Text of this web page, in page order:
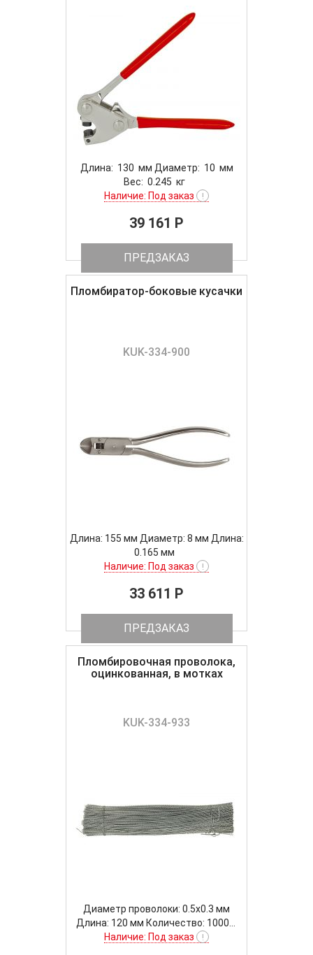
Длина: 130 мм Диаметр: 10 мм
Вес: 0.245 кг
Наличие: Под заказ
!
39 161 P
ПРЕДЗАКАЗ
Пломбиратор-боковые кусачки
KUK-334-900
Длина: 155 мм Диаметр: 8 мм Длина:
0.165 мм
Наличие: Под заказ
!
33 611 P
ПРЕДЗАКАЗ
Пломбировочная проволока,
оцинкованная, в мотках
KUK-334-933
Диаметр проволоки: 0.5x0.3 мм
Длина: 120 мм Количество: 1000...
Наличие: Под заказ
!